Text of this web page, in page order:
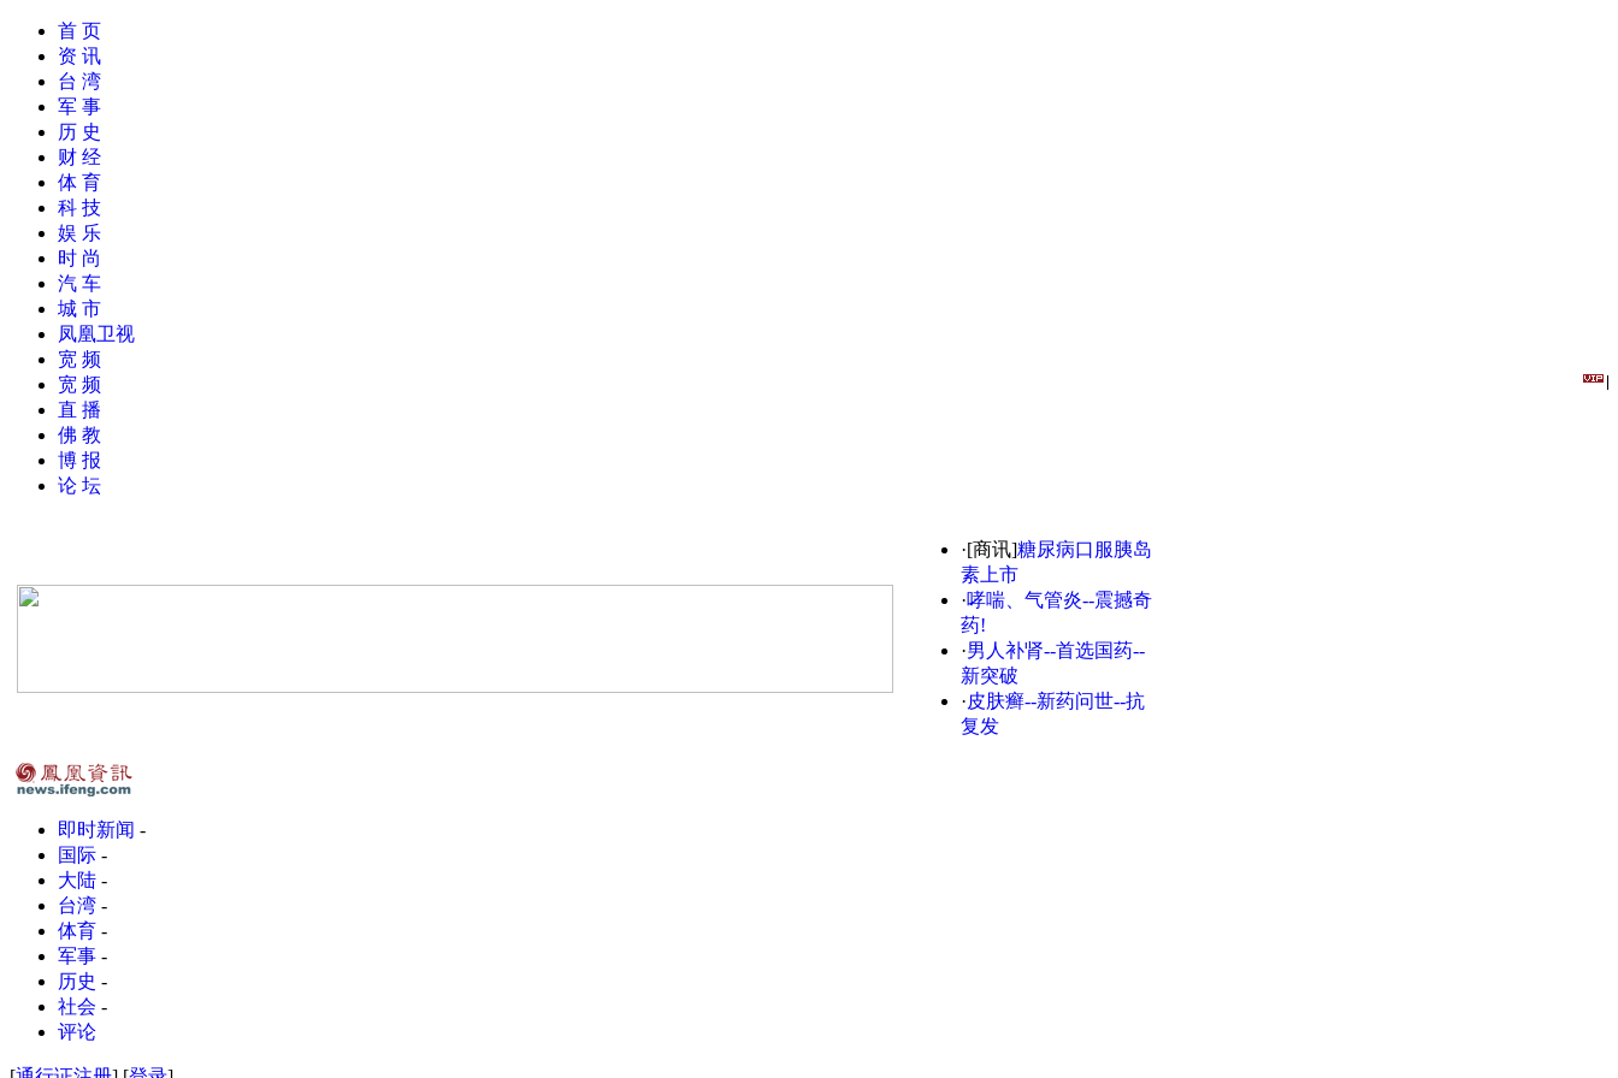
首 页
资 讯
台 湾
军 事
历 史
财 经
体 育
科 技
娱 乐
时 尚
汽 车
城 市
凤凰卫视
宽 频
宽 频
直 播
佛 教
博 报
论 坛
·[商讯]糖尿病口服胰岛
素上市
·哮喘、气管炎--震撼奇
药!
·男人补肾--首选国药--
新突破
·皮肤癣--新药问世--抗
复发
即时新闻 -
国际 -
大陆 -
台湾 -
体育 -
军事 -
历史 -
社会 -
评论